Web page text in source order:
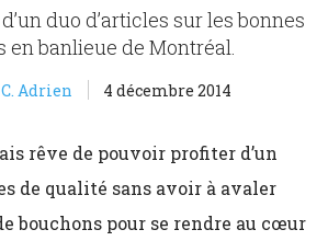
duo d’articles sur les bonnes
en banlieue de Montréal.
Adrien 4 décembre 2014
rêve de pouvoir profiter d’un
de qualité sans avoir à avaler
bouchons pour se rendre au cœur